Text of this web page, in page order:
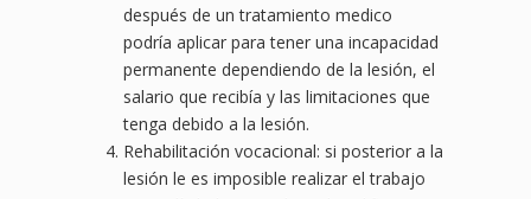
después de un tratamiento medico
podría aplicar para tener una incapacidad
permanente dependiendo de la lesión, el
salario que recibía y las limitaciones que
tenga debido a la lesión.
Rehabilitación vocacional: si posterior a la
lesión le es imposible realizar el trabajo